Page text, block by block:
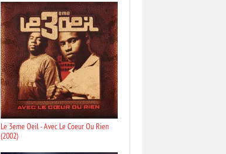
Le 3eme Oeil - Avec Le Coeur Ou Rien
(2002)